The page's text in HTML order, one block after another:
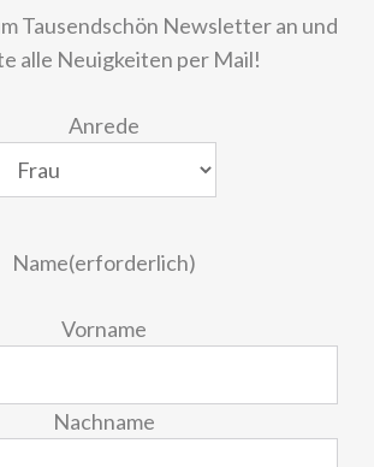
Tausendschön Newsletter an und
alle Neuigkeiten per Mail!
Anrede
Name(erforderlich)
Vorname
Nachname